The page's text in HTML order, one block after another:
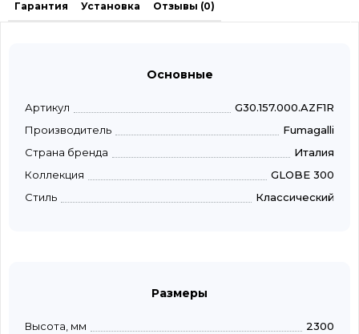
Гарантия Установка Отзывы (0)
Основные
Артикул
G30.157.000.AZF1R
Производитель
Fumagalli
Страна бренда
Италия
Коллекция
GLOBE 300
Стиль
Классический
Размеры
Высота, мм
2300